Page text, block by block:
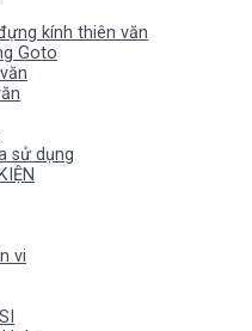
kính thiên văn
Goto
sử dụng
vi